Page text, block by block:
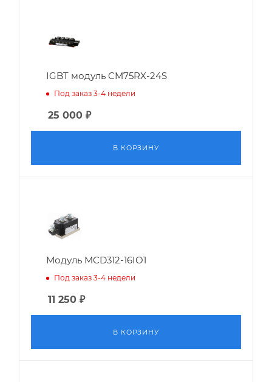
IGBT модуль CM75RX-24S
Под заказ 3-4 недели
25 000 ₽
В КОРЗИНУ
Модуль MCD312-16IO1
Под заказ 3-4 недели
11 250 ₽
В КОРЗИНУ